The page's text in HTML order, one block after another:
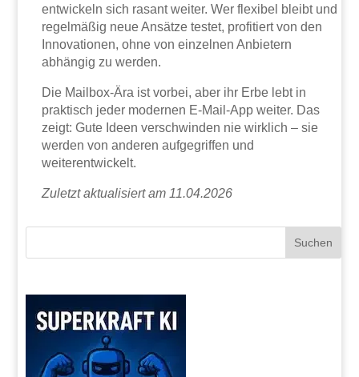
entwickeln sich rasant weiter. Wer flexibel bleibt und
regelmäßig neue Ansätze testet, profitiert von den
Innovationen, ohne von einzelnen Anbietern
abhängig zu werden.
Die Mailbox-Ära ist vorbei, aber ihr Erbe lebt in
praktisch jeder modernen E-Mail-App weiter. Das
zeigt: Gute Ideen verschwinden nie wirklich – sie
werden von anderen aufgegriffen und
weiterentwickelt.
Zuletzt aktualisiert am 11.04.2026